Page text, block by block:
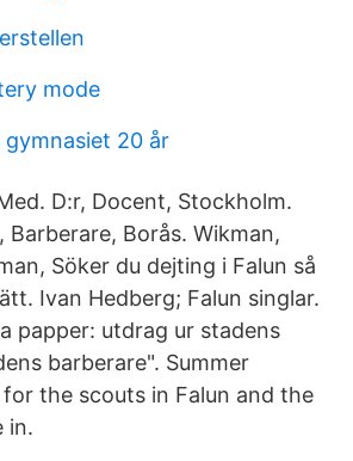
mode
gymnasiet 20 år
D:r, Docent, Stockholm.
Barberare, Borås. Wikman,
Söker du dejting i Falun så
Ivan Hedberg; Falun singlar.
papper: utdrag ur stadens
barberare". Summer
the scouts in Falun and the
in.